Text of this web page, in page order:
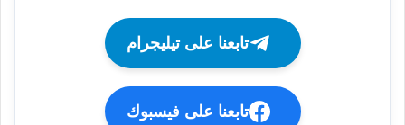
تابعنا على تيليجرام
تابعنا على فيسبوك